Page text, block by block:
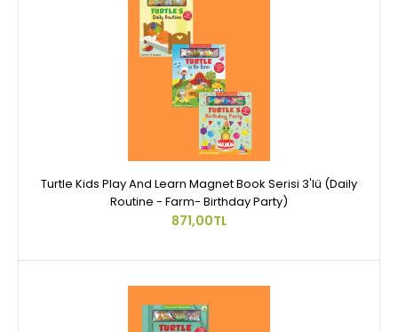
Turtle Kids Play And Learn Magnet Book Serisi 3'lü (Daily
Routine - Farm- Birthday Party)
871,00TL